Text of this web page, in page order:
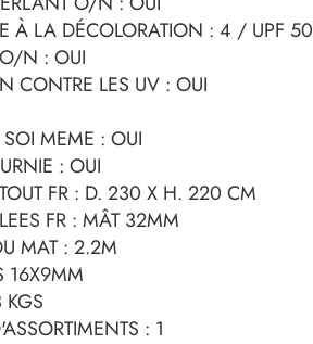
À LA DÉCOLORATION : 4 / UPF 50
N : OUI
CONTRE LES UV : OUI
MEME : OUI
: OUI
FR : D. 230 X H. 220 CM
FR : MÂT 32MM
MAT : 2.2M
16X9MM
: 1